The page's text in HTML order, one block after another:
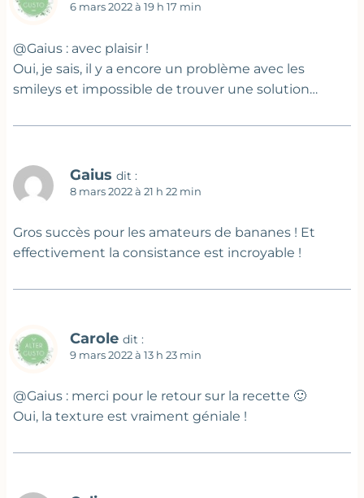
6 mars 2022 à 19 h 17 min
@Gaius : avec plaisir !
Oui, je sais, il y a encore un problème avec les
smileys et impossible de trouver une solution…
Gaius dit :
8 mars 2022 à 21 h 22 min
Gros succès pour les amateurs de bananes ! Et
effectivement la consistance est incroyable !
Carole dit :
9 mars 2022 à 13 h 23 min
@Gaius : merci pour le retour sur la recette 🙂
Oui, la texture est vraiment géniale !